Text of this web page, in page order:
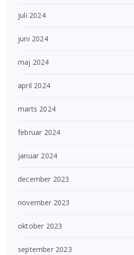
juli 2024
juni 2024
maj 2024
april 2024
marts 2024
februar 2024
januar 2024
december 2023
november 2023
oktober 2023
september 2023